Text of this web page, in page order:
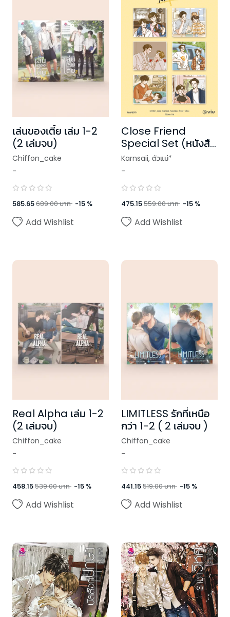
เล่นของเตี้ย เล่ม 1-2
(2 เล่มจบ)
Chiffon_cake
-
585.65689.00บาท -15 %
Add Wishlist
Close Friend
Special Set (หนังสือ
นิยาย + Behind the
scenes)
Karnsaii, ตัวแม่*
,
-
475.15559.00บาท -15 %
Add Wishlist
Real Alpha เล่ม 1-2
(2 เล่มจบ)
Chiffon_cake
-
458.15539.00บาท -15 %
Add Wishlist
LIMITLESS รักที่เหนือ
กว่า 1-2 ( 2 เล่มจบ )
Chiffon_cake
-
441.15519.00บาท -15 %
Add Wishlist